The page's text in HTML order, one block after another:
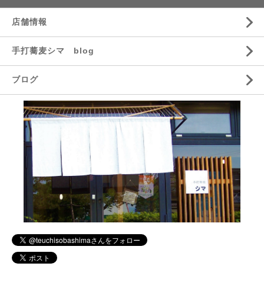
店舗情報
手打蕎麦シマ blog
ブログ